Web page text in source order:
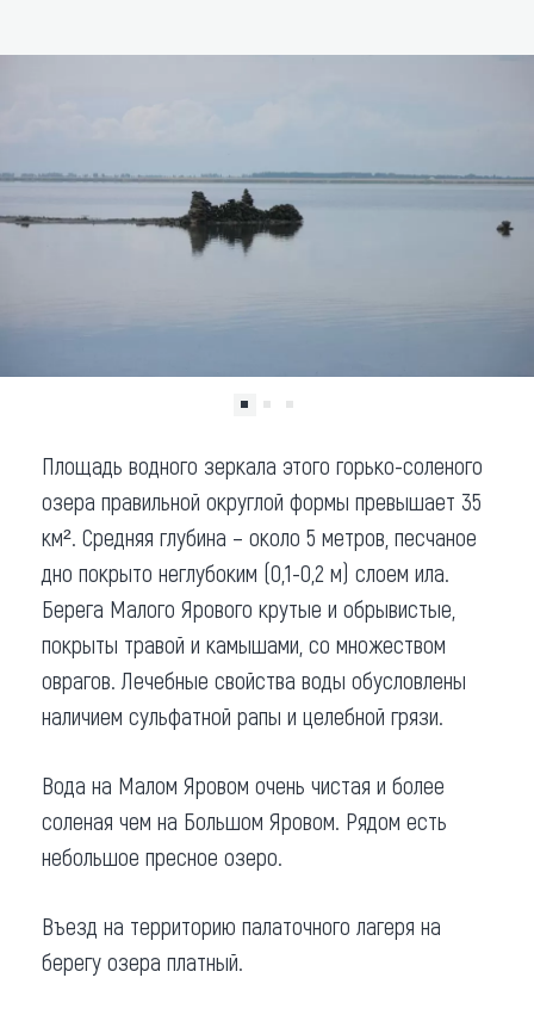
Другие рубрики
Площадь водного зеркала этого горько-соленого
озера правильной округлой формы превышает 35
км². Средняя глубина – около 5 метров, песчаное
дно покрыто неглубоким (0,1-0,2 м) слоем ила.
Берега Малого Ярового крутые и обрывистые,
покрыты травой и камышами, со множеством
оврагов. Лечебные свойства воды обусловлены
наличием сульфатной рапы и целебной грязи.
Вода на Малом Яровом очень чистая и более
соленая чем на Большом Яровом. Рядом есть
небольшое пресное озеро.
Въезд на территорию палаточного лагеря на
берегу озера платный.